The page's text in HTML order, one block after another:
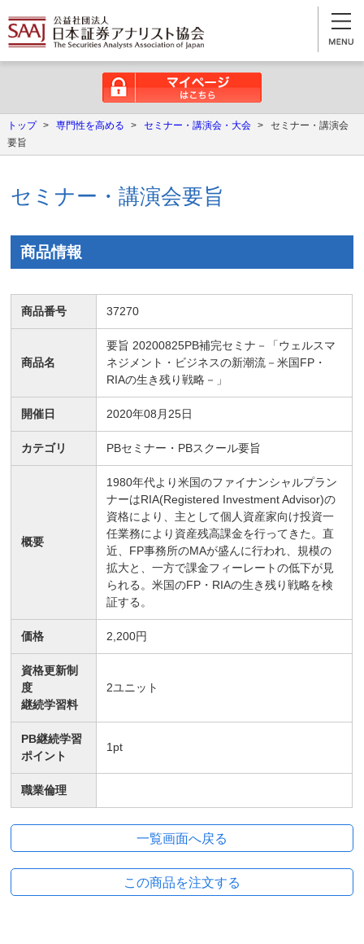
トップ > 専門性を高める > セミナー・講演会・大会 >
セミナー・講演会
要旨
セミナー・講演会要旨
商品情報
商品番号 37270
商品名
要旨 20200825PB補完セミナ－「ウェルスマ
ネジメント・ビジネスの新潮流－米国FP・
RIAの生き残り戦略－」
開催日 2020年08月25日
カテゴリ PBセミナー・PBスクール要旨
概要
1980年代より米国のファイナンシャルプラン
ナーはRIA(Registered Investment Advisor)の
資格により、主として個人資産家向け投資一
任業務により資産残高課金を行ってきた。直
近、FP事務所のMAが盛んに行われ、規模の
拡大と、一方で課金フィーレートの低下が見
られる。米国のFP・RIAの生き残り戦略を検
証する。
価格 2,200円
資格更新制
度
継続学習料
2ユニット
PB継続学習
ポイント
1 pt
職業倫理